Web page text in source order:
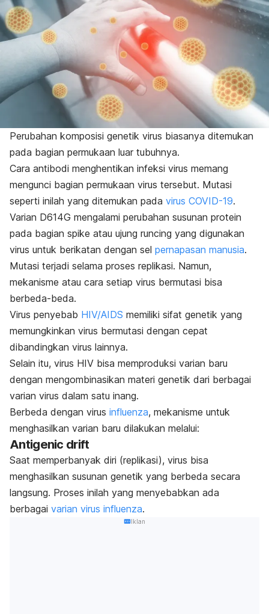
Perubahan komposisi genetik virus biasanya ditemukan
pada bagian permukaan luar tubuhnya.
Cara antibodi menghentikan infeksi virus memang
mengunci bagian permukaan virus tersebut. Mutasi
seperti inilah yang ditemukan pada virus COVID-19.
Varian D614G mengalami perubahan susunan protein
pada bagian spike atau ujung runcing yang digunakan
virus untuk berikatan dengan sel pernapasan manusia.
Mutasi terjadi selama proses replikasi. Namun,
mekanisme atau cara setiap virus bermutasi bisa
berbeda-beda.
Virus penyebab HIV/AIDS memiliki sifat genetik yang
memungkinkan virus bermutasi dengan cepat
dibandingkan virus lainnya.
Selain itu, virus HIV bisa memproduksi varian baru
dengan mengombinasikan materi genetik dari berbagai
varian virus dalam satu inang.
Berbeda dengan virus influenza, mekanisme untuk
menghasilkan varian baru dilakukan melalui:
Antigenic drift
Saat memperbanyak diri (replikasi), virus bisa
menghasilkan susunan genetik yang berbeda secara
langsung. Proses inilah yang menyebabkan ada
berbagai varian virus influenza.
Iklan